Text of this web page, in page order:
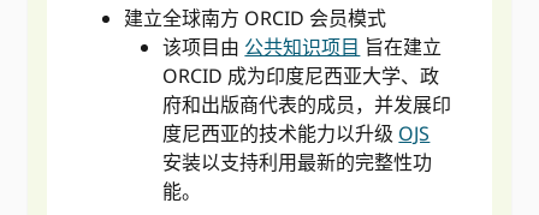
建立全球南方 ORCID 会员模式
该项目由 公共知识项目 旨在建立
ORCID 成为印度尼西亚大学、政
府和出版商代表的成员，并发展印
度尼西亚的技术能力以升级 OJS
安装以支持利用最新的完整性功
能。